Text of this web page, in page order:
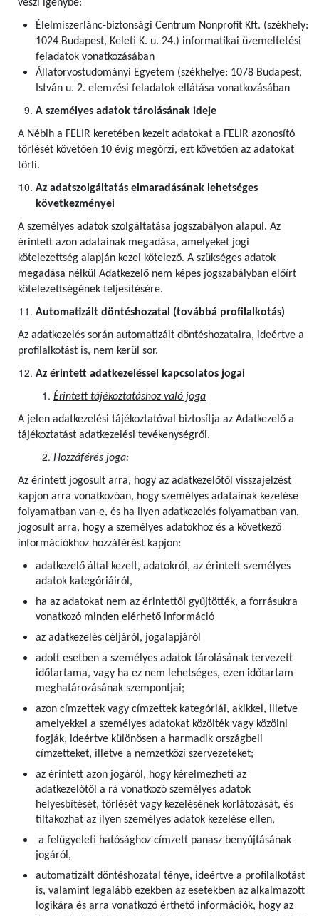
veszi igénybe:
Élelmiszerlánc-biztonsági Centrum Nonprofit Kft. (székhely:
1024 Budapest, Keleti K. u. 24.) informatikai üzemeltetési
feladatok vonatkozásában
Állatorvostudományi Egyetem (székhelye: 1078 Budapest,
István u. 2. elemzési feladatok ellátása vonatkozásában
A személyes adatok tárolásának ideje
A Nébih a FELIR keretében kezelt adatokat a FELIR azonosító
törlését követően 10 évig megőrzi, ezt követően az adatokat
törli.
Az adatszolgáltatás elmaradásának lehetséges
következményei
A személyes adatok szolgáltatása jogszabályon alapul. Az
érintett azon adatainak megadása, amelyeket jogi
kötelezettség alapján kezel kötelező. A szükséges adatok
megadása nélkül Adatkezelő nem képes jogszabályban előírt
kötelezettségének teljesítésére.
Automatizált döntéshozatal (továbbá profilalkotás)
Az adatkezelés során automatizált döntéshozatalra, ideértve a
profilalkotást is, nem kerül sor.
Az érintett adatkezeléssel kapcsolatos jogai
Érintett tájékoztatáshoz való joga
A jelen adatkezelési tájékoztatóval biztosítja az Adatkezelő a
tájékoztatást adatkezelési tevékenységről.
Hozzáférés joga:
Az érintett jogosult arra, hogy az adatkezelőtől visszajelzést
kapjon arra vonatkozóan, hogy személyes adatainak kezelése
folyamatban van-e, és ha ilyen adatkezelés folyamatban van,
jogosult arra, hogy a személyes adatokhoz és a következő
információkhoz hozzáférést kapjon:
adatkezelő által kezelt, adatokról, az érintett személyes
adatok kategóriáiról,
ha az adatokat nem az érintettől gyűjtötték, a forrásukra
vonatkozó minden elérhető információ
az adatkezelés céljáról, jogalapjáról
adott esetben a személyes adatok tárolásának tervezett
időtartama, vagy ha ez nem lehetséges, ezen időtartam
meghatározásának szempontjai;
azon címzettek vagy címzettek kategóriái, akikkel, illetve
amelyekkel a személyes adatokat közölték vagy közölni
fogják, ideértve különösen a harmadik országbeli
címzetteket, illetve a nemzetközi szervezeteket;
az érintett azon jogáról, hogy kérelmezheti az
adatkezelőtől a rá vonatkozó személyes adatok
helyesbítését, törlését vagy kezelésének korlátozását, és
tiltakozhat az ilyen személyes adatok kezelése ellen,
a felügyeleti hatósághoz címzett panasz benyújtásának
jogáról,
automatizált döntéshozatal ténye, ideértve a profilalkotást
is, valamint legalább ezekben az esetekben az alkalmazott
logikára és arra vonatkozó érthető információk, hogy az